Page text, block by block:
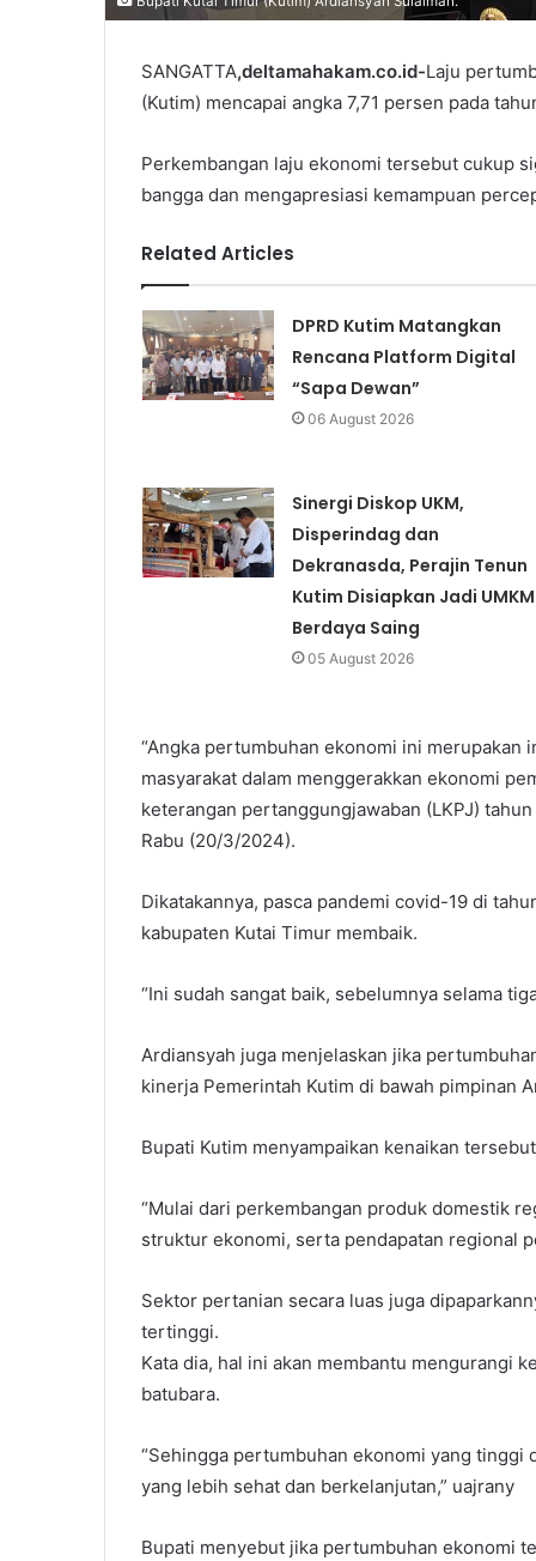
SANGATTA,deltamahakam.co.id-Laju
(Kutim) mencapai angka 7,71 persen pada
Perkembangan laju ekonomi tersebut cukup
bangga dan mengapresiasi kemampuan
Related Articles
DPRD Kutim Matangkan
Rencana Platform Digital
“Sapa Dewan”
06 August 2026
Sinergi Diskop UKM,
Disperindag dan
Dekranasda, Perajin Tenun
Kutim Disiapkan Jadi UMKM
Berdaya Saing
05 August 2026
“Angka pertumbuhan ekonomi ini merupakan
masyarakat dalam menggerakkan ekonomi
keterangan pertanggungjawaban (LKPJ)
Rabu (20/3/2024).
Dikatakannya, pasca pandemi covid-19 di
kabupaten Kutai Timur membaik.
“Ini sudah sangat baik, sebelumnya selama
Ardiansyah juga menjelaskan jika
kinerja Pemerintah Kutim di bawah pimpinan
Bupati Kutim menyampaikan kenaikan
“Mulai dari perkembangan produk domestik
struktur ekonomi, serta pendapatan regional
Sektor pertanian secara luas juga
tertinggi.
Kata dia, hal ini akan membantu mengurangi
batubara.
“Sehingga pertumbuhan ekonomi yang
yang lebih sehat dan berkelanjutan,” uajrany
Bupati menyebut jika pertumbuhan ekonomi